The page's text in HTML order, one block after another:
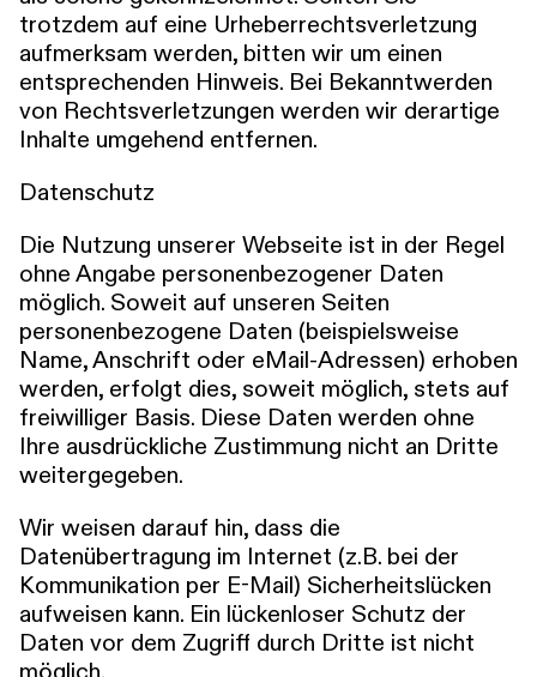
trotzdem auf eine Urheberrechtsverletzung
aufmerksam werden, bitten wir um einen
entsprechenden Hinweis. Bei Bekanntwerden
von Rechtsverletzungen werden wir derartige
Inhalte umgehend entfernen.
Datenschutz
Die Nutzung unserer Webseite ist in der Regel
ohne Angabe personenbezogener Daten
möglich. Soweit auf unseren Seiten
personenbezogene Daten (beispielsweise
Name, Anschrift oder eMail-Adressen) erhoben
werden, erfolgt dies, soweit möglich, stets auf
freiwilliger Basis. Diese Daten werden ohne
Ihre ausdrückliche Zustimmung nicht an Dritte
weitergegeben.
Wir weisen darauf hin, dass die
Datenübertragung im Internet (z.B. bei der
Kommunikation per E-Mail) Sicherheitslücken
aufweisen kann. Ein lückenloser Schutz der
Daten vor dem Zugriff durch Dritte ist nicht